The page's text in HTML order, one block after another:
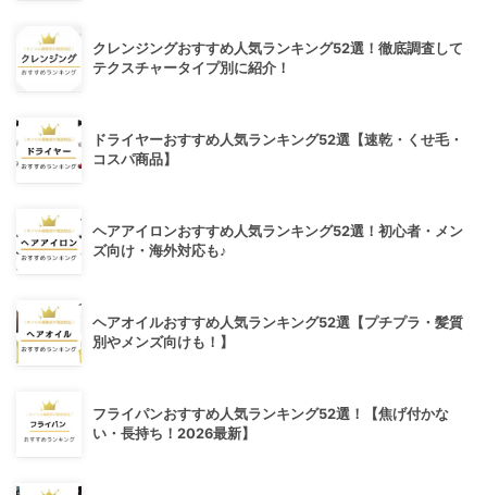
クレンジングおすすめ人気ランキング52選！徹底調査して
テクスチャータイプ別に紹介！
ドライヤーおすすめ人気ランキング52選【速乾・くせ毛・
コスパ商品】
ヘアアイロンおすすめ人気ランキング52選！初心者・メン
ズ向け・海外対応も♪
ヘアオイルおすすめ人気ランキング52選【プチプラ・髪質
別やメンズ向けも！】
フライパンおすすめ人気ランキング52選！【焦げ付かな
い・長持ち！2026最新】